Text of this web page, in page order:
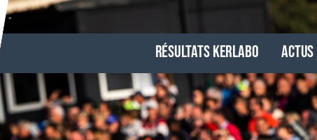
Résultats Kerlabo Actus